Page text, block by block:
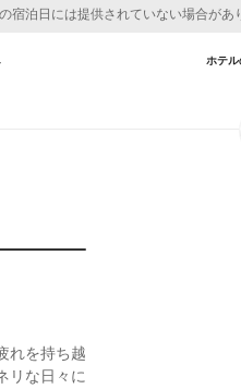
ホテ
れを持ち越
リな日々に